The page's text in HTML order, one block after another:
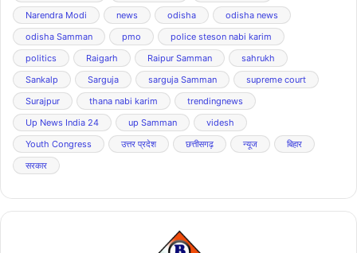
Narendra Modi
news odisha
odisha news
odisha Samman
pmo
police steson nabi karim
politics
Raigarh Raipur Samman
sahrukh
Sankalp
Sarguja sarguja Samman
supreme court
Surajpur
thana nabi karim
trendingnews
Up News India 24
up Samman
videsh
Youth Congress
उत्तर प्रदेश छत्तीसगढ़ न्यूज
बिहार
सरकार